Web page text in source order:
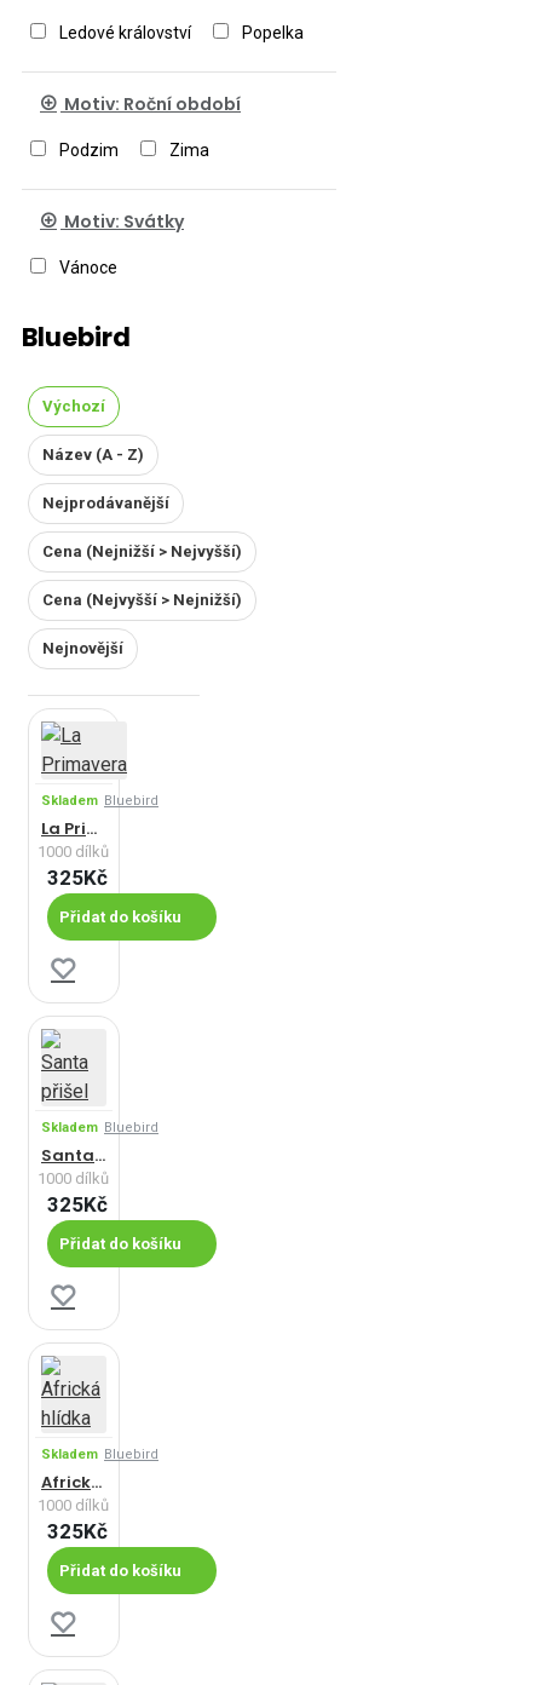
Ledové království Popelka
Motiv: Roční období
Podzim Zima
Motiv: Svátky
Vánoce
Bluebird
Výchozí
Název (A - Z)
Nejprodávanější
Cena (Nejnižší > Nejvyšší)
Cena (Nejvyšší > Nejnižší)
Nejnovější
Skladem Bluebird
La Primavera
1000 dílků
325Kč
Přidat do košíku
Skladem Bluebird
Santa přišel
1000 dílků
325Kč
Přidat do košíku
Skladem Bluebird
Africká hlídka
1000 dílků
325Kč
Přidat do košíku